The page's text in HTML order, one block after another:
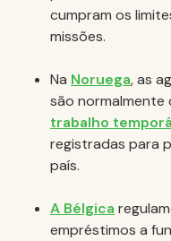
cumpram os
missões.
Na Noruega, as
são normalmente
trabalho
registradas para
país.
A Bélgica
empréstimos a